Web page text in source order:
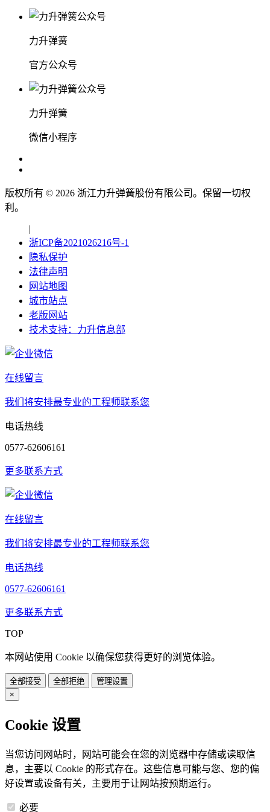
力升弹簧
官方公众号
力升弹簧
微信小程序
版权所有 © 2026 浙江力升弹簧股份有限公司。保留一切权
利。
|
浙ICP备2021026216号-1
隐私保护
法律声明
网站地图
城市站点
老版网站
技术支持：力升信息部
在线留言
我们将安排最专业的工程师联系您
电话热线
0577-62606161
更多联系方式
在线留言
我们将安排最专业的工程师联系您
电话热线
0577-62606161
更多联系方式
TOP
本网站使用 Cookie 以确保您获得更好的浏览体验。
全部接受 全部拒绝
管理设置
×
Cookie 设置
当您访问网站时，网站可能会在您的浏览器中存储或读取信
息，主要以 Cookie 的形式存在。这些信息可能与您、您的偏
好设置或设备有关，主要用于让网站按预期运行。
必要